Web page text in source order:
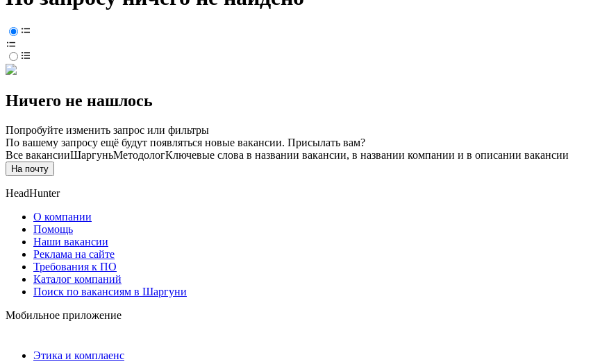
Ничего не нашлось
Попробуйте изменить запрос или фильтры
По вашему запросу ещё будут появляться новые вакансии. Присылать вам?
Все вакансииШаргуньМетодологКлючевые слова в названии вакансии, в названии компании и в описании вакансии
На почту
HeadHunter
О компании
Помощь
Наши вакансии
Реклама на сайте
Требования к ПО
Каталог компаний
Поиск по вакансиям в Шаргуни
Мобильное приложение
Этика и комплаенс